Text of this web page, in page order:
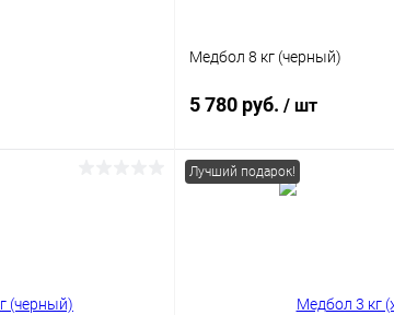
Медбол 8 кг (черный)
5 780 руб. / шт
Лучший подарок!